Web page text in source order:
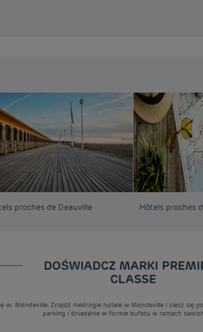
proches de Deauville Hôtels proches
DOŚWIADCZ MARKI
CLASSE
w: Mondeville. Znajdź niedrogie hotele w Mondeville i ciesz się
parking i śniadanie w formie bufetu w ramach